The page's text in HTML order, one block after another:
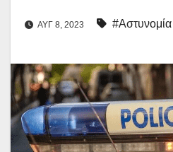
ΑΥΓ 8, 2023 #Αστυνομία